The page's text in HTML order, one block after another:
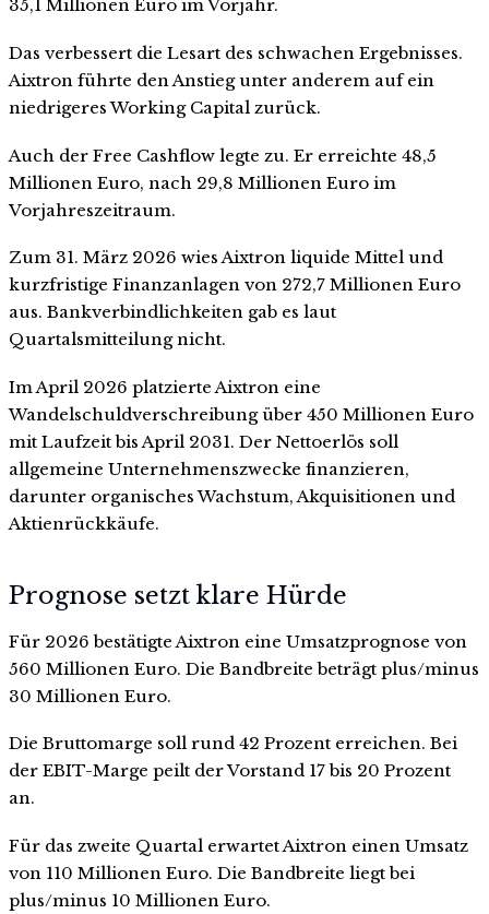
35,1 Millionen Euro im Vorjahr.
Das verbessert die Lesart des schwachen Ergebnisses.
Aixtron führte den Anstieg unter anderem auf ein
niedrigeres Working Capital zurück.
Auch der Free Cashflow legte zu. Er erreichte 48,5
Millionen Euro, nach 29,8 Millionen Euro im
Vorjahreszeitraum.
Zum 31. März 2026 wies Aixtron liquide Mittel und
kurzfristige Finanzanlagen von 272,7 Millionen Euro
aus. Bankverbindlichkeiten gab es laut
Quartalsmitteilung nicht.
Im April 2026 platzierte Aixtron eine
Wandelschuldverschreibung über 450 Millionen Euro
mit Laufzeit bis April 2031. Der Nettoerlös soll
allgemeine Unternehmenszwecke finanzieren,
darunter organisches Wachstum, Akquisitionen und
Aktienrückkäufe.
Prognose setzt klare Hürde
Für 2026 bestätigte Aixtron eine Umsatzprognose von
560 Millionen Euro. Die Bandbreite beträgt plus/minus
30 Millionen Euro.
Die Bruttomarge soll rund 42 Prozent erreichen. Bei
der EBIT-Marge peilt der Vorstand 17 bis 20 Prozent
an.
Für das zweite Quartal erwartet Aixtron einen Umsatz
von 110 Millionen Euro. Die Bandbreite liegt bei
plus/minus 10 Millionen Euro.